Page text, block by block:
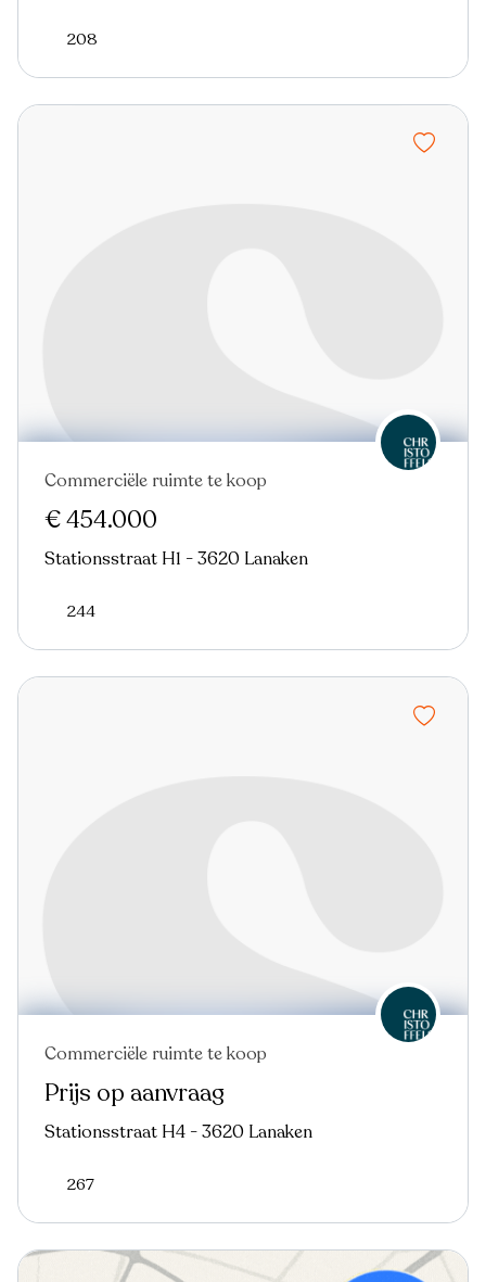
208
Commerciële ruimte te koop
€ 454.000
Stationsstraat H1 - 3620 Lanaken
244
In optie
Commerciële ruimte te koop
Prijs op aanvraag
Stationsstraat H4 - 3620 Lanaken
267